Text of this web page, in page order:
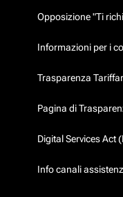
Opposizione "Ti
Informazioni per i
Trasparenza
Pagina di
Digital Services Act
Info canali